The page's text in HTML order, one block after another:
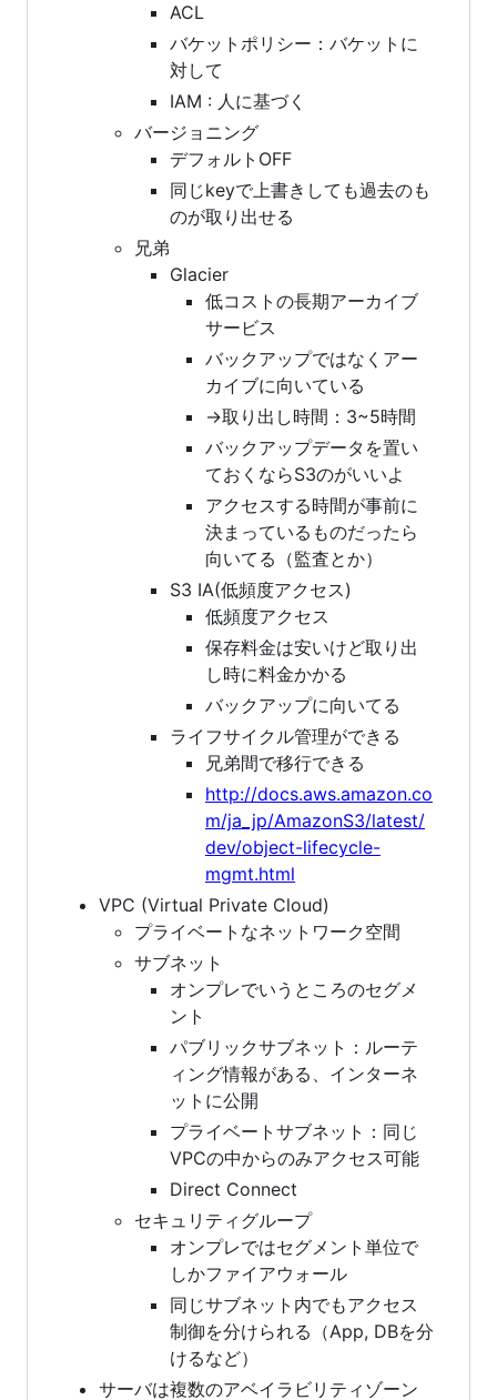
ACL
バケットポリシー：バケットに
対して
IAM : 人に基づく
バージョニング
デフォルトOFF
同じkeyで上書きしても過去のも
のが取り出せる
兄弟
Glacier
低コストの長期アーカイブ
サービス
バックアップではなくアー
カイブに向いている
→取り出し時間：3~5時間
バックアップデータを置い
ておくならS3のがいいよ
アクセスする時間が事前に
決まっているものだったら
向いてる（監査とか）
S3 IA(低頻度アクセス)
低頻度アクセス
保存料金は安いけど取り出
し時に料金かかる
バックアップに向いてる
ライフサイクル管理ができる
兄弟間で移行できる
http://docs.aws.amazon.co
m/ja_jp/AmazonS3/latest/
dev/object-lifecycle-
mgmt.html
VPC (Virtual Private Cloud)
プライベートなネットワーク空間
サブネット
オンプレでいうところのセグメ
ント
パブリックサブネット：ルーテ
ィング情報がある、インターネ
ットに公開
プライベートサブネット：同じ
VPCの中からのみアクセス可能
Direct Connect
セキュリティグループ
オンプレではセグメント単位で
しかファイアウォール
同じサブネット内でもアクセス
制御を分けられる（App, DBを分
けるなど）
サーバは複数のアベイラビリティゾーン